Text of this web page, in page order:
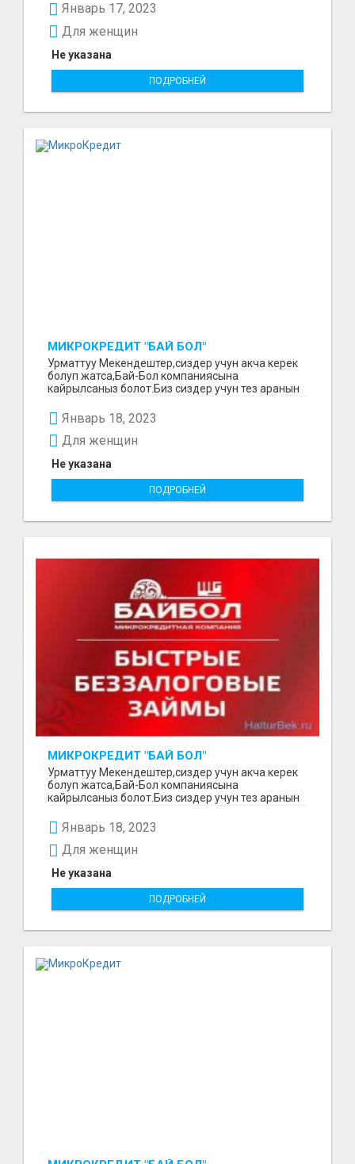
Январь 17, 2023
Не указана
Для женщин
ПОДРОБНЕЙ
МИКРОКРЕДИТ "БАЙ БОЛ"
Урматтуу Мекендештер,сиздер учун акча керек
болуп жатса,Бай-Бол компаниясына
кайрылсаныз болот.Биз сиздер учун тез аранын
ичинде 15000минден...
Январь 18, 2023
Не указана
Для женщин
ПОДРОБНЕЙ
МИКРОКРЕДИТ "БАЙ БОЛ"
Урматтуу Мекендештер,сиздер учун акча керек
болуп жатса,Бай-Бол компаниясына
кайрылсаныз болот.Биз сиздер учун тез аранын
Январь 18, 2023
Не указана
Для женщин
ПОДРОБНЕЙ